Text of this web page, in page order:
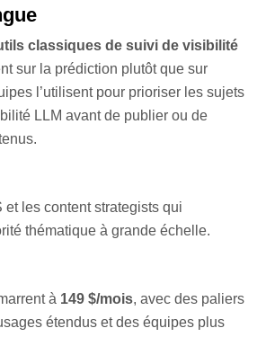
classiques de suivi de visibilité
sur la prédiction plutôt que sur
l’utilisent pour prioriser les sujets
LLM avant de publier ou de
et les content strategists qui
thématique à grande échelle.
à 149 $/mois, avec des paliers
étendus et des équipes plus